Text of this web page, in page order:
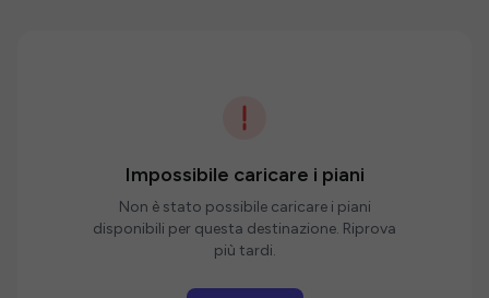
Impossibile caricare i piani
Non è stato possibile caricare i piani
disponibili per questa destinazione. Riprova
più tardi.